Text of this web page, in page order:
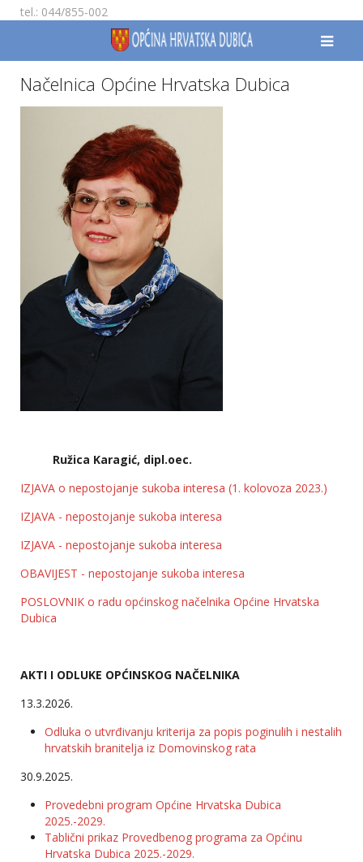
tel.: 044/855-002
Načelnica Općine Hrvatska Dubica
Ružica Karagić, dipl.oec.
IZJAVA o nepostojanje sukoba interesa (1. kolovoza 2023.)
IZJAVA - nepostojanje sukoba interesa
IZJAVA - nepostojanje sukoba interesa
OBAVIJEST - nepostojanje sukoba interesa
POSLOVNIK o radu općinskog načelnika Općine Hrvatska
Dubica
AKTI I ODLUKE OPĆINSKOG NAČELNIKA
13.3.2026.
Odluka o utvrđivanju kriterija za popis poginulih i nestalih
hrvatskih branitelja iz Domovinskog rata
30.9.2025.
Provedebni program Općine Hrvatska Dubica
2025.-2029.
Tablični prikaz Provedbenog programa za Općinu
Hrvatska Dubica 2025.-2029.